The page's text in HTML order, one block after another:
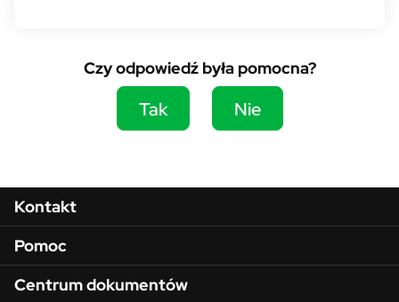
Czy odpowiedź była pomocna?
Tak Nie
Menu w stopce
Kontakt
Pomoc
Centrum dokumentów